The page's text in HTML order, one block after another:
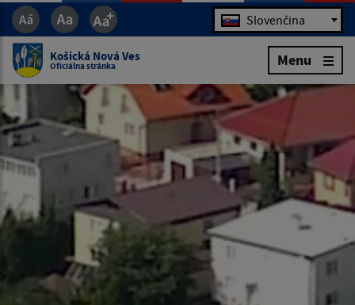
Jazyk Slovenčina
Košická Nová Ves
Oficiálna stránka Menu